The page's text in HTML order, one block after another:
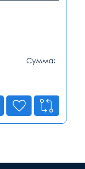
Сумма: